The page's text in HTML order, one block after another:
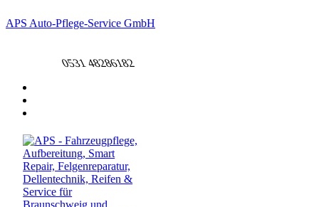
APS Auto-Pflege-Service GmbH
0531 48286182​